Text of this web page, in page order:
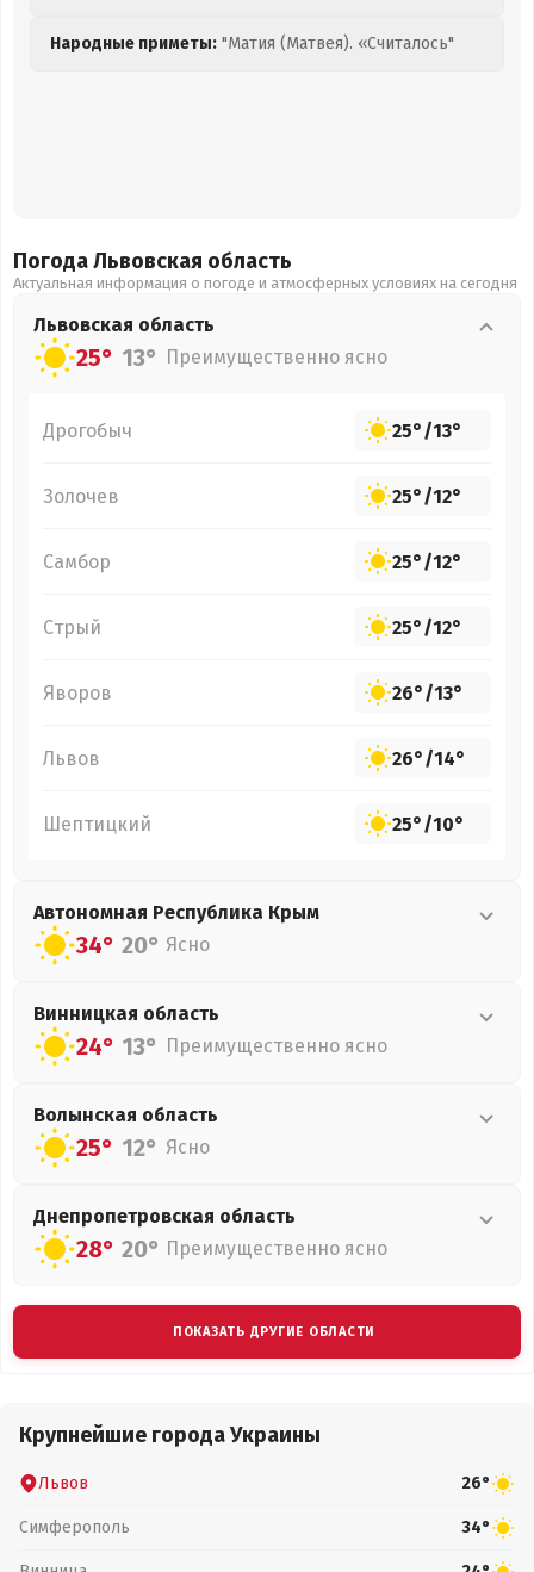
Народные приметы: "Матия (Матвея). «Считалось"
Погода Львовская область
Актуальная информация о погоде и атмосферных условиях на сегодня
Львовская область
25° 13° Преимущественно ясно
Дрогобыч 25°/13°
Золочев 25°/12°
Самбор 25°/12°
Стрый 25°/12°
Яворов 26°/13°
Львов 26°/14°
Шептицкий 25°/10°
Автономная Республика Крым
34° 20° Ясно
Винницкая область
24° 13° Преимущественно ясно
Волынская область
25° 12° Ясно
Днепропетровская область
28° 20° Преимущественно ясно
ПОКАЗАТЬ ДРУГИЕ ОБЛАСТИ
Крупнейшие города Украины
Львов 26°
Симферополь 34°